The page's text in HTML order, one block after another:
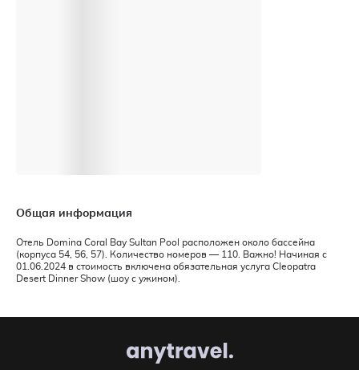
Общая информация
Отель Domina Coral Bay Sultan Pool расположен около бассейна
(корпуса 54, 56, 57). Количество номеров — 110. Важно! Начиная с
01.06.2024 в стоимость включена обязательная услуга Cleopatra
Desert Dinner Show (шоу с ужином).